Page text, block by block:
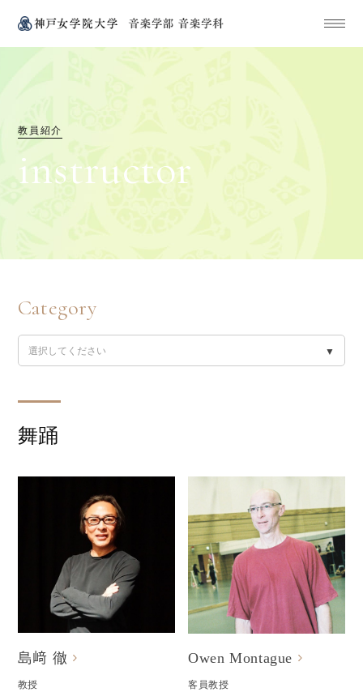
教員紹介
instructor
Category
舞踊
島﨑 徹
教授
Owen Montague
客員教授